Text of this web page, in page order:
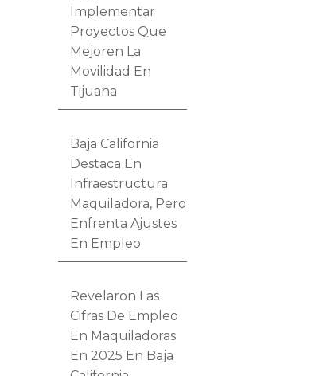
Implementar
Proyectos Que
Mejoren La
Movilidad En
Tijuana
Baja California
Destaca En
Infraestructura
Maquiladora, Pero
Enfrenta Ajustes
En Empleo
Revelaron Las
Cifras De Empleo
En Maquiladoras
En 2025 En Baja